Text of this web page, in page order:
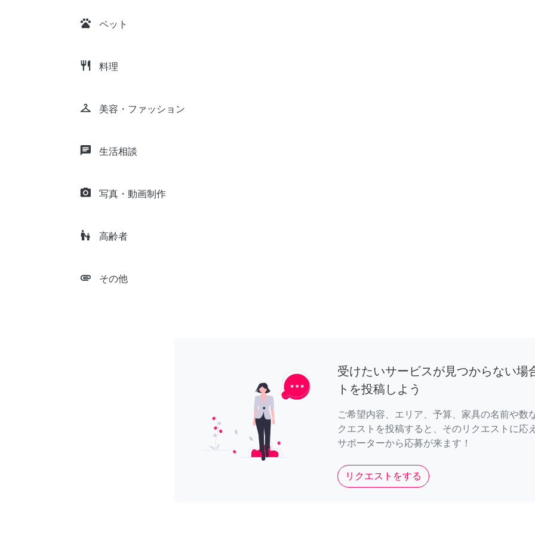
pets ペット
restaurant 料理
checkroom 美容・ファッション
chat 生活相談
camera_alt 写真・動画制作
escalator_warning 高齢者
attachment その他
受けたいサービスが見つからない場
トを投稿しよう
ご希望内容、エリア、予算、家具の名前や数
クエストを投稿すると、そのリクエストに応
サポーターから応募が来ます！
リクエストをする